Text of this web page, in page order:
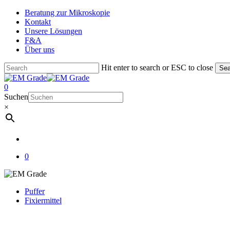
Skip
main
content
Beratung zur Mikroskopie
Kontakt
Unsere Lösungen
F&A
Über uns
Hit enter to search or ESC to close
Close
Search
account
0
Menu
Suchen
×
0
Puffer
Fixiermittel